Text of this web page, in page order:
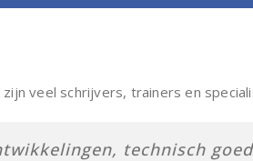
veel schrijvers, trainers en
technisch